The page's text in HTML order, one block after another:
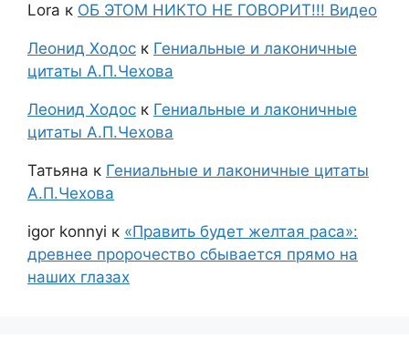
Lora к ОБ ЭТОМ НИКТО НЕ ГОВОРИТ!!! Видео
Леонид Ходос к Гениальные и лаконичные
цитаты А.П.Чехова
Леонид Ходос к Гениальные и лаконичные
цитаты А.П.Чехова
Татьяна к Гениальные и лаконичные цитаты
А.П.Чехова
igor konnyi к «Править будет желтая раса»:
древнее пророчество сбывается прямо на
наших глазах